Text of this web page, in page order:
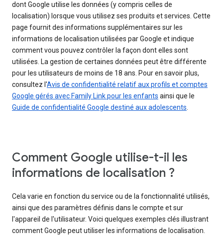
dont Google utilise les données (y compris celles de
localisation) lorsque vous utilisez ses produits et services. Cette
page fournit des informations supplémentaires sur les
informations de localisation utilisées par Google et indique
comment vous pouvez contrôler la façon dont elles sont
utilisées. La gestion de certaines données peut être différente
pour les utilisateurs de moins de 18 ans. Pour en savoir plus,
consultez l'Avis de confidentialité relatif aux profils et comptes
Google gérés avec Family Link pour les enfants ainsi que le
Guide de confidentialité Google destiné aux adolescents
Comment Google utilise-t-il les
informations de localisation ?
Cela varie en fonction du service ou de la fonctionnalité utilisés,
ainsi que des paramètres définis dans le compte et sur
l'appareil de l'utilisateur. Voici quelques exemples clés illustrant
comment Google peut utiliser les informations de localisation.